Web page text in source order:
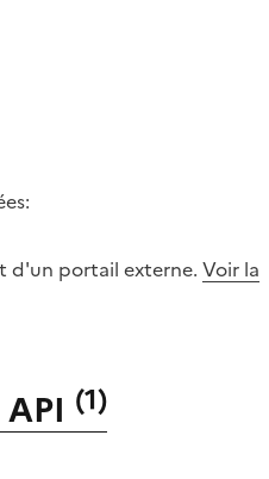
d'un portail externe. Voir la
(1)